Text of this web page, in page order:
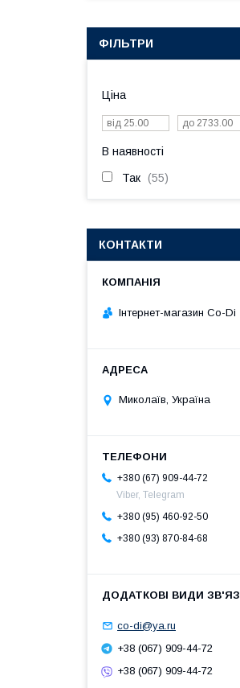
ФІЛЬТРИ
Ціна
В наявності
Так 55
КОНТАКТИ
Інтернет-магазин Co-Di
Миколаїв, Україна
+380 (67) 909-44-72
Viber, Telegram
+380 (95) 460-92-50
+380 (93) 870-84-68
co-di@ya.ru
+38 (067) 909-44-72
+38 (067) 909-44-72